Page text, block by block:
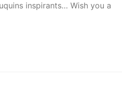
inspirants… Wish you a